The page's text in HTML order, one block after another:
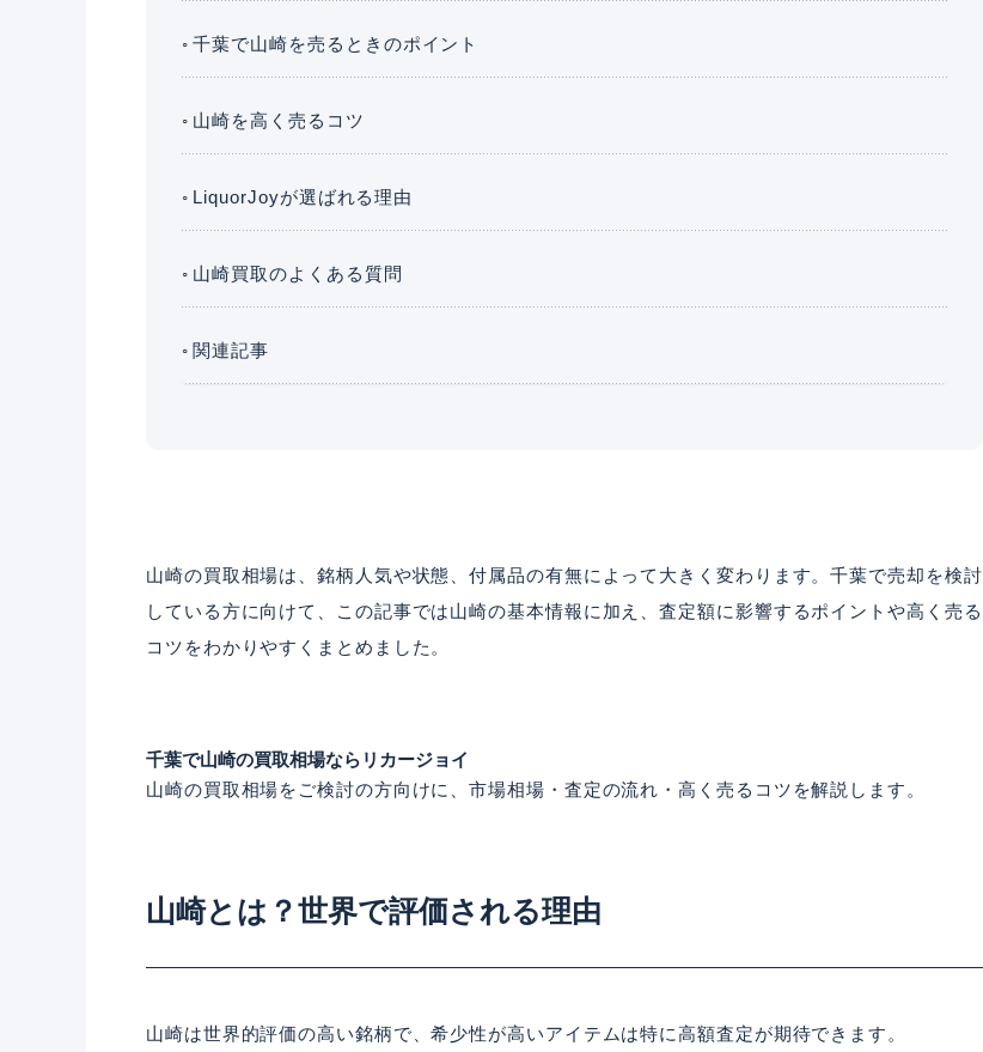
千葉で山崎を売るときのポイント
山崎を高く売るコツ
LiquorJoyが選ばれる理由
山崎買取のよくある質問
関連記事
山崎の買取相場は、銘柄人気や状態、付属品の有無によって大きく変わります。千葉で売却を検討
している方に向けて、この記事では山崎の基本情報に加え、査定額に影響するポイントや高く売る
コツをわかりやすくまとめました。
千葉で山崎の買取相場ならリカージョイ
山崎の買取相場をご検討の方向けに、市場相場・査定の流れ・高く売るコツを解説します。
山崎とは？世界で評価される理由
山崎は世界的評価の高い銘柄で、希少性が高いアイテムは特に高額査定が期待できます。